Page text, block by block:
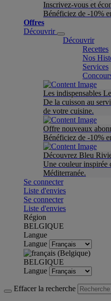
Inscrivez-vous et
Bénéficiez de -10%
Offres
Découvrir
Découvrir
Recettes
Nos
Services
Les indispensables
De la cuisson au
de votre cuisine.
Offre nouveaux
Bénéficiez de -10%
Découvrez Bleu
Une couleur inspirée
Méditerranée.
Se connecter
Liste d'envies
Se connecter
Liste d'envies
Région
BELGIQUE
Langue
Langue
BELGIQUE
Langue
Effacer la recherche